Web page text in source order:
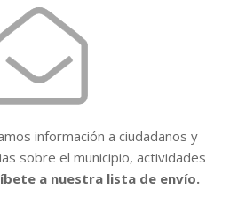
información a ciudadanos y
sobre el municipio, actividades
a nuestra lista de envío.